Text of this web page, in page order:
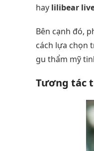
hay lilibear
Bên cạnh đó,
cách lựa chọn
gu thẩm mỹ
Tương tác